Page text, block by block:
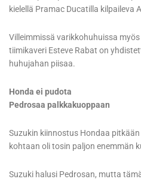
kielellä Pramac Ducatilla kilpaileva
Villeimmissä varikkohuhuissa
tiimikaveri Esteve Rabat on
huhujahan piisaa.
Honda ei pudota
Pedrosaa palkkakuoppaan
Suzukin kiinnostus Hondaa
kohtaan oli tosin paljon enemmän
Suzuki halusi Pedrosan, mutta